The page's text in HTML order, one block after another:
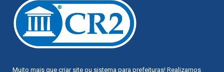
Muito mais que criar site ou sistema para prefeituras! Realizamos